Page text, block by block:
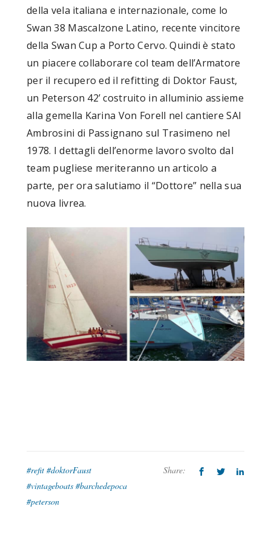
della vela italiana e internazionale, come lo
Swan 38 Mascalzone Latino, recente vincitore
della Swan Cup a Porto Cervo. Quindi è stato
un piacere collaborare col team dell’Armatore
per il recupero ed il refitting di Doktor Faust,
un Peterson 42’ costruito in alluminio assieme
alla gemella Karina Von Forell nel cantiere SAI
Ambrosini di Passignano sul Trasimeno nel
1978. I dettagli dell’enorme lavoro svolto dal
team pugliese meriteranno un articolo a
parte, per ora salutiamo il “Dottore” nella sua
nuova livrea.
#refit #doktorFaust
#vintageboats #barchedepoca
#peterson
Share: